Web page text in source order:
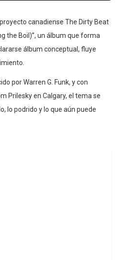
canadiense The Dirty Beat
the Boil)”, un álbum que forma
álbum conceptual, fluye
por Warren G. Funk, y con
Prilesky en Calgary, el tema se
lo podrido y lo que aún puede